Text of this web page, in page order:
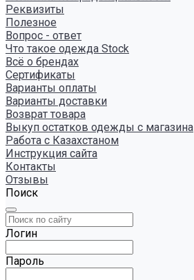
Реквизиты
Полезное
Вопрос - ответ
Что такое одежда Stock
Всё о брендах
Сертификаты
Варианты оплаты
Варианты доставки
Возврат товара
Выкуп остатков одежды с магазина
Работа с Казахстаном
Инструкция сайта
Контакты
Отзывы
Поиск
Логин
Пароль